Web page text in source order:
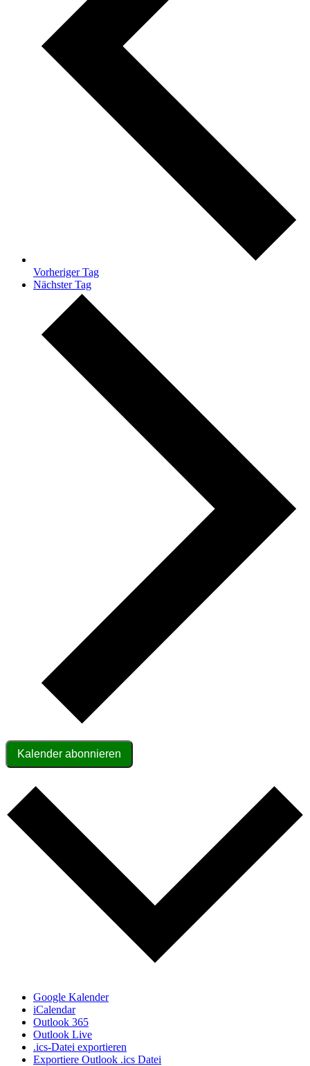
Vorheriger Tag
Nächster Tag
Kalender abonnieren
Google Kalender
iCalendar
Outlook 365
Outlook Live
.ics-Datei exportieren
Exportiere Outlook .ics Datei